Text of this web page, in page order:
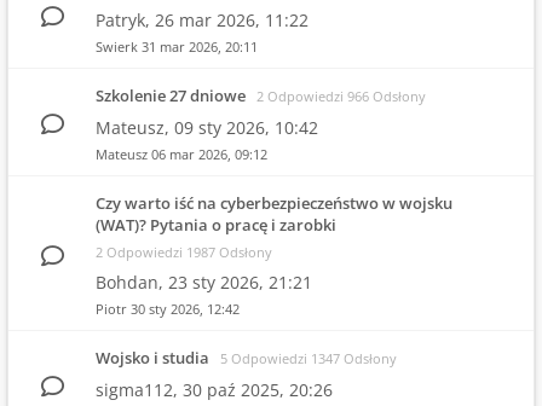
Patryk, 26 mar 2026, 11:22
Swierk 31 mar 2026, 20:11
Szkolenie 27 dniowe 2 Odpowiedzi 966 Odsłony
Mateusz, 09 sty 2026, 10:42
Mateusz 06 mar 2026, 09:12
Czy warto iść na cyberbezpieczeństwo w wojsku
(WAT)? Pytania o pracę i zarobki
2 Odpowiedzi 1987 Odsłony
Bohdan, 23 sty 2026, 21:21
Piotr 30 sty 2026, 12:42
Wojsko i studia 5 Odpowiedzi 1347 Odsłony
sigma112, 30 paź 2025, 20:26